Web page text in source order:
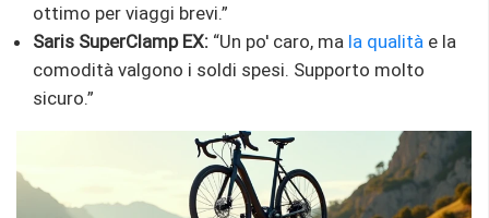
ottimo per viaggi brevi.”
Saris SuperClamp EX: “Un po' caro, ma la qualità e la
comodità valgono i soldi spesi. Supporto molto
sicuro.”